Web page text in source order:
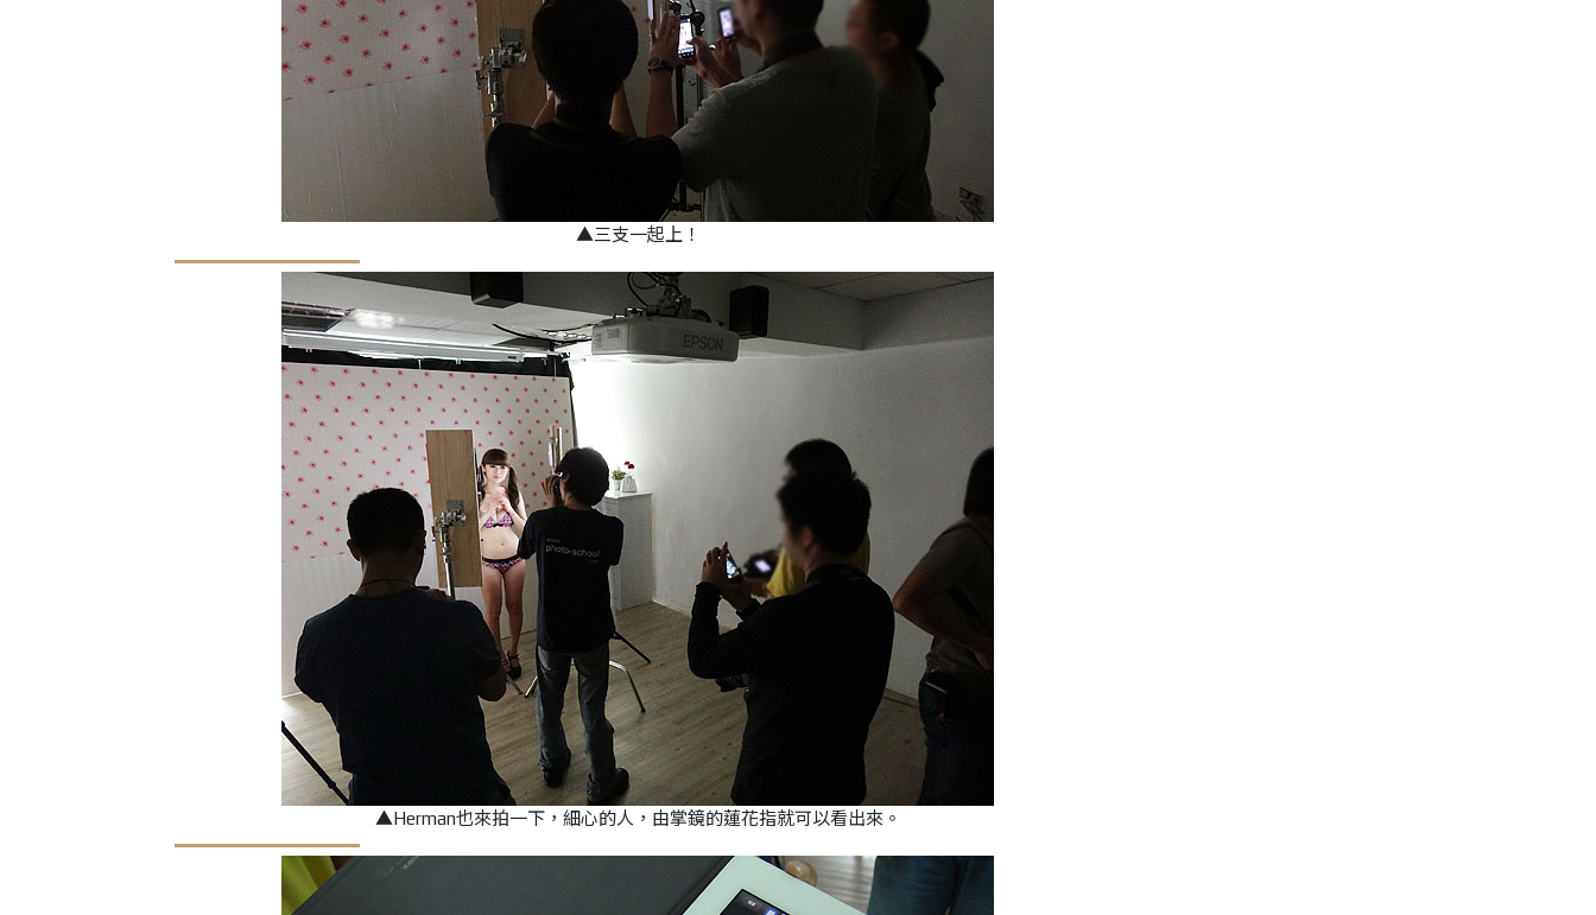
▲三支一起上！
▲Herman也來拍一下，細心的人，由掌鏡的蓮花指就可以看出來。